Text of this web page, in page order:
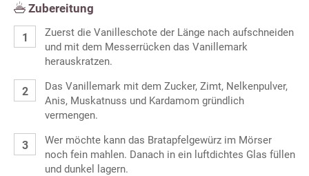
Zubereitung
Zuerst die Vanilleschote der Länge nach aufschneiden
und mit dem Messerrücken das Vanillemark
herauskratzen.
Das Vanillemark mit dem Zucker, Zimt, Nelkenpulver,
Anis, Muskatnuss und Kardamom gründlich
vermengen.
Wer möchte kann das Bratapfelgewürz im Mörser
noch fein mahlen. Danach in ein luftdichtes Glas füllen
und dunkel lagern.